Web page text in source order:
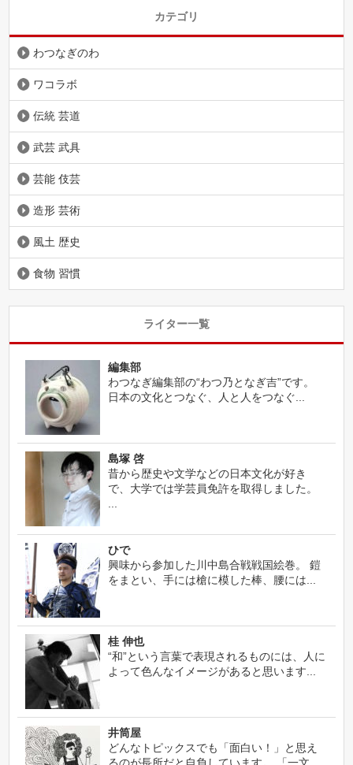
カテゴリ
わつなぎのわ
ワコラボ
伝統 芸道
武芸 武具
芸能 伎芸
造形 芸術
風土 歴史
食物 習慣
ライター一覧
編集部
わつなぎ編集部の“わつ乃となぎ吉”です。
日本の文化とつなぐ、人と人をつなぐ...
島塚 啓
昔から歴史や文学などの日本文化が好き
で、大学では学芸員免許を取得しました。
ひで
興味から参加した川中島合戦戦国絵巻。 鎧
をまとい、手には槍に模した棒、腰には...
桂 伸也
“和”という言葉で表現されるものには、人に
よって色んなイメージがあると思います...
井筒屋
どんなトピックスでも「面白い！」と思え
るのが長所だと自負しています。 「一文...